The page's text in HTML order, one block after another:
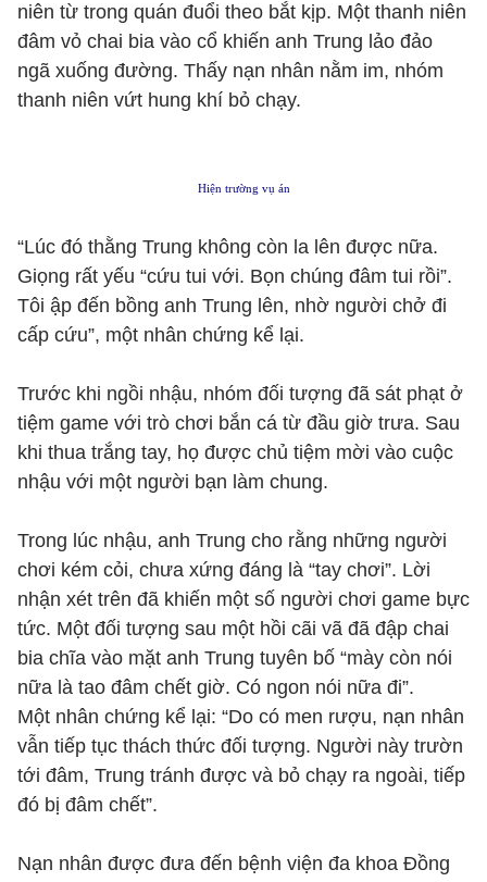
niên từ trong quán đuổi theo bắt kịp. Một thanh niên
đâm vỏ chai bia vào cổ khiến anh Trung lảo đảo
ngã xuống đường. Thấy nạn nhân nằm im, nhóm
thanh niên vứt hung khí bỏ chạy.
Hiện trường vụ án
“Lúc đó thằng Trung không còn la lên được nữa.
Giọng rất yếu “cứu tui với. Bọn chúng đâm tui rồi”.
Tôi ập đến bồng anh Trung lên, nhờ người chở đi
cấp cứu”, một nhân chứng kể lại.
Trước khi ngồi nhậu, nhóm đối tượng đã sát phạt ở
tiệm game với trò chơi bắn cá từ đầu giờ trưa. Sau
khi thua trắng tay, họ được chủ tiệm mời vào cuộc
nhậu với một người bạn làm chung.
Trong lúc nhậu, anh Trung cho rằng những người
chơi kém cỏi, chưa xứng đáng là “tay chơi”. Lời
nhận xét trên đã khiến một số người chơi game bực
tức. Một đối tượng sau một hồi cãi vã đã đập chai
bia chĩa vào mặt anh Trung tuyên bố “mày còn nói
nữa là tao đâm chết giờ. Có ngon nói nữa đi”.
Một nhân chứng kể lại: “Do có men rượu, nạn nhân
vẫn tiếp tục thách thức đối tượng. Người này trườn
tới đâm, Trung tránh được và bỏ chạy ra ngoài, tiếp
đó bị đâm chết”.
Nạn nhân được đưa đến bệnh viện đa khoa Đồng